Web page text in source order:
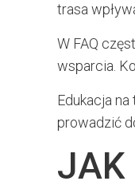
trasa
W FAQ
wsparcia.
Edukacja
prowadzić
JAK